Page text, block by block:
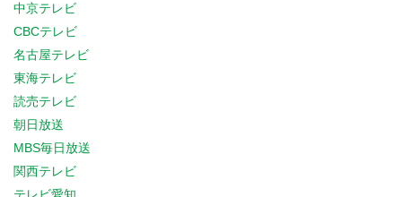
中京テレビ
CBCテレビ
名古屋テレビ
東海テレビ
読売テレビ
朝日放送
MBS毎日放送
関西テレビ